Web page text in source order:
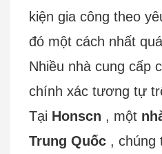
kiện gia công theo
đó một cách nhất
Nhiều nhà cung cấp
chính xác tương tự
Tại Honscn , một
Trung Quốc, chúng